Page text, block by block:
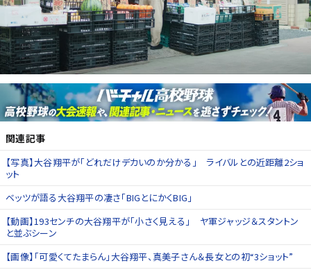
関連記事
【写真】大谷翔平が「どれだけデカいのか分かる」 ライバルとの近距離2ショ
ット
ベッツが語る大谷翔平の凄さ「BIGとにかくBIG」
【動画】193センチの大谷翔平が「小さく見える」 ヤ軍ジャッジ＆スタントン
と並ぶシーン
【画像】「可愛くてたまらん」大谷翔平、真美子さん＆長女との初“3ショット”